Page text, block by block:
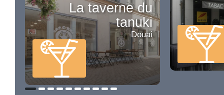
La taverne du
tanuki
Douai